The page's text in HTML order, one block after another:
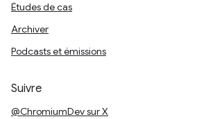
Études de cas
Archiver
Podcasts et émissions
Suivre
@ChromiumDev sur X